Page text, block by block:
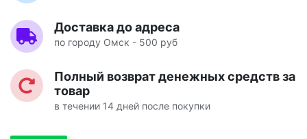
Доставка до адреса
по городу Омск - 500 руб
Полный возврат денежных средств за
товар
в течении 14 дней после покупки